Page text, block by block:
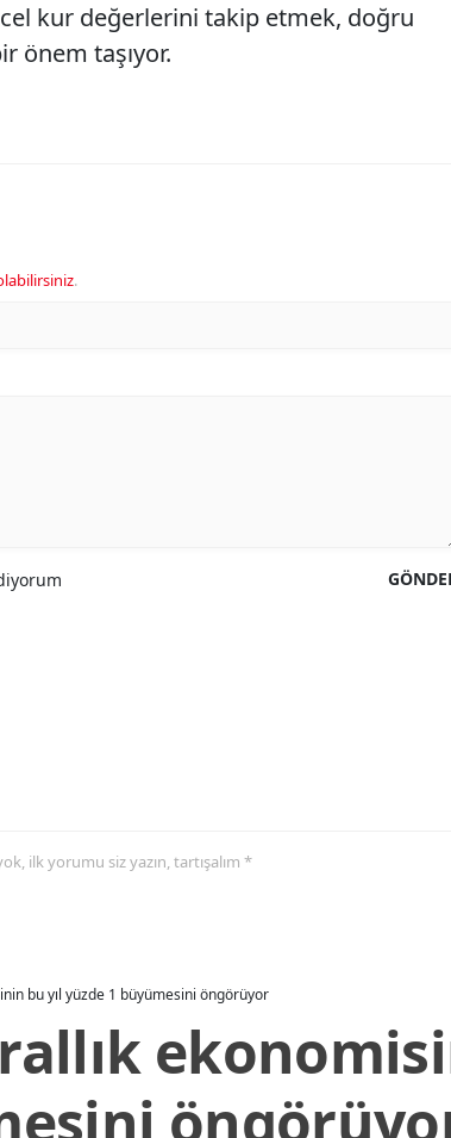
kur değerlerini takip etmek, doğru
önem taşıyor.
.
ilk yorumu siz yazın, tartışalım *
bu yıl yüzde 1 büyümesini öngörüyor